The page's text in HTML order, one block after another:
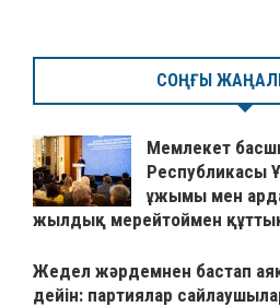
СОҢҒЫ
Мемлекет
Республикасы
ұжымы мен
жылдық мерейтоймен
Жедел жәрдемнен бастап
дейін: партиялар